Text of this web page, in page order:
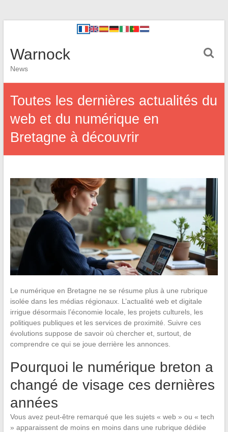
Warnock
News
Toutes les dernières actualités du
web et du numérique en
Bretagne à découvrir
Le numérique en Bretagne ne se résume plus à une rubrique
isolée dans les médias régionaux. L’actualité web et digitale
irrigue désormais l’économie locale, les projets culturels, les
politiques publiques et les services de proximité. Suivre ces
évolutions suppose de savoir où chercher et, surtout, de
comprendre ce qui se joue derrière les annonces.
Pourquoi le numérique breton a
changé de visage ces dernières
années
Vous avez peut-être remarqué que les sujets « web » ou « tech
» apparaissent de moins en moins dans une rubrique dédiée